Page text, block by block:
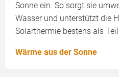
Sonne ein. So sorgt sie
Wasser und unterstützt die
Solarthermie bestens als
Wärme aus der Sonne